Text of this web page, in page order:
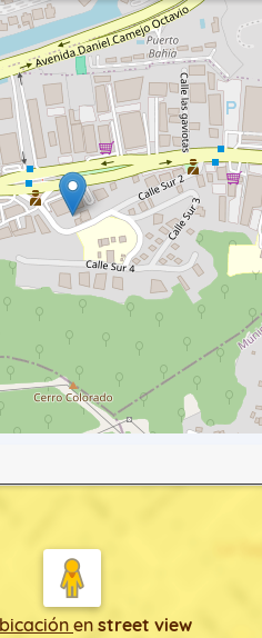
en street view